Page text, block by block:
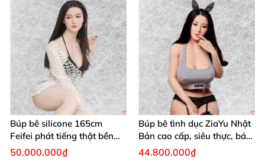
Búp bê silicone 165cm
Feifei phát tiếng thật bền
đẹp cao cấp
50.000.000₫
Búp bê tình dục ZiaYu Nhật
Bản cao cấp, siêu thực, bán
chạy
44.800.000₫